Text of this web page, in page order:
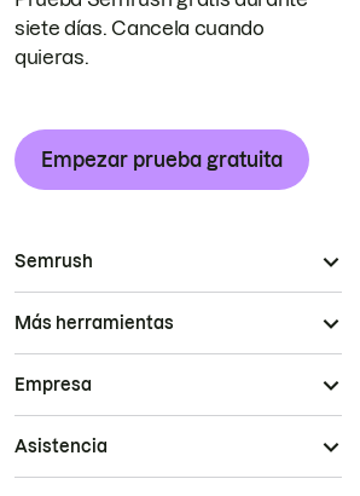
siete días. Cancela cuando
quieras.
Empezar prueba gratuita
Semrush
Más herramientas
Empresa
Asistencia